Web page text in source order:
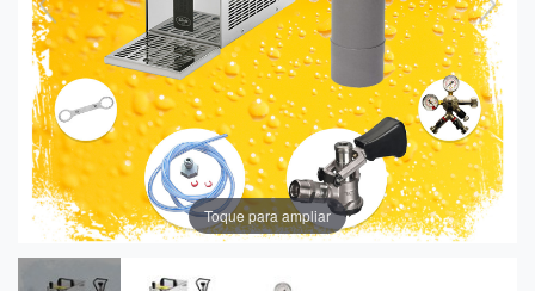
Toque para ampliar